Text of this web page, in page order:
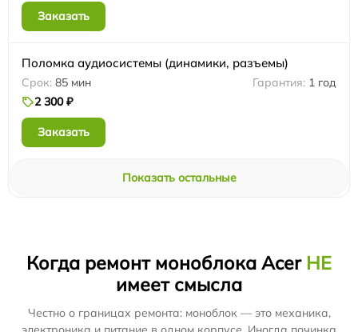
Заказать
Поломка аудиосистемы (динамики, разъемы)
85 мин
1 год
2 300 ₽
Заказать
Показать остальные
Когда ремонт моноблока Acer НЕ
имеет смысла
Честно о границах ремонта: моноблок — это механика,